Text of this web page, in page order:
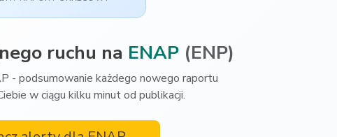
ruchu na ENAP (ENP)
- podsumowanie każdego nowego raportu
w ciągu kilku minut od publikacji.